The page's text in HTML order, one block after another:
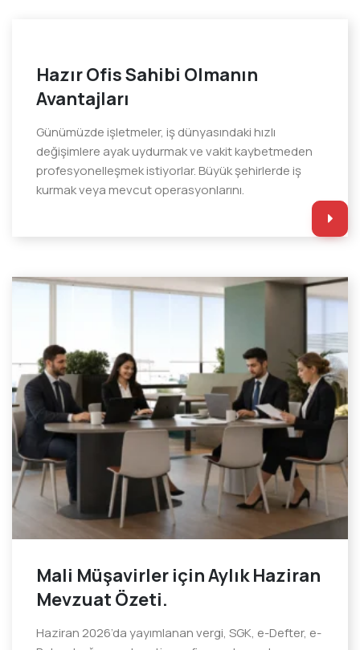
Hazır Ofis Sahibi Olmanın
Avantajları
Günümüzde işletmeler, iş dünyasındaki hızlı
değişimlere ayak uydurmak ve vakit kaybetmeden
profesyonelleşmek istiyorlar. Büyük şehirlerde iş
kurmak veya mevcut operasyonlarını.
Mali Müşavirler için Aylık Haziran
Mevzuat Özeti.
Haziran 2026’da yayımlanan vergi, SGK, e-Defter, e-